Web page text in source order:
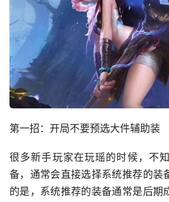
第一招：开局不要预选大件辅助装
很多新手玩家在玩瑶的时候，不
备，通常会直接选择系统推荐的装
的是，系统推荐的装备通常是后期